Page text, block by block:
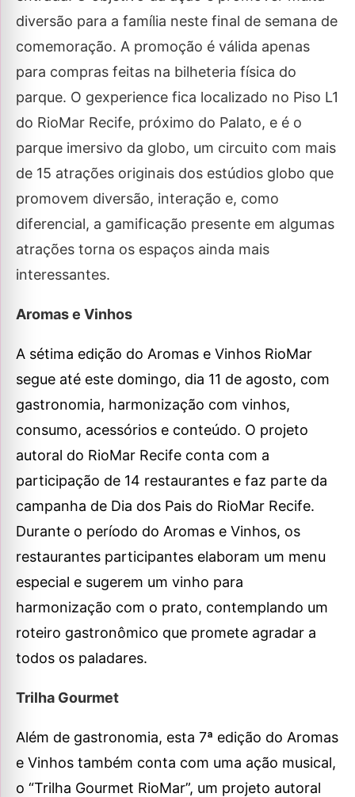
diversão para a família neste final de semana de
comemoração. A promoção é válida apenas
para compras feitas na bilheteria física do
parque. O gexperience fica localizado no Piso L1
do RioMar Recife, próximo do Palato, e é o
parque imersivo da globo, um circuito com mais
de 15 atrações originais dos estúdios globo que
promovem diversão, interação e, como
diferencial, a gamificação presente em algumas
atrações torna os espaços ainda mais
interessantes.
Aromas e Vinhos
A sétima edição do Aromas e Vinhos RioMar
segue até este domingo, dia 11 de agosto, com
gastronomia, harmonização com vinhos,
consumo, acessórios e conteúdo. O projeto
autoral do RioMar Recife conta com a
participação de 14 restaurantes e faz parte da
campanha de Dia dos Pais do RioMar Recife.
Durante o período do Aromas e Vinhos, os
restaurantes participantes elaboram um menu
especial e sugerem um vinho para
harmonização com o prato, contemplando um
roteiro gastronômico que promete agradar a
todos os paladares.
Trilha Gourmet
Além de gastronomia, esta 7ª edição do Aromas
e Vinhos também conta com uma ação musical,
o “Trilha Gourmet RioMar”, um projeto autoral